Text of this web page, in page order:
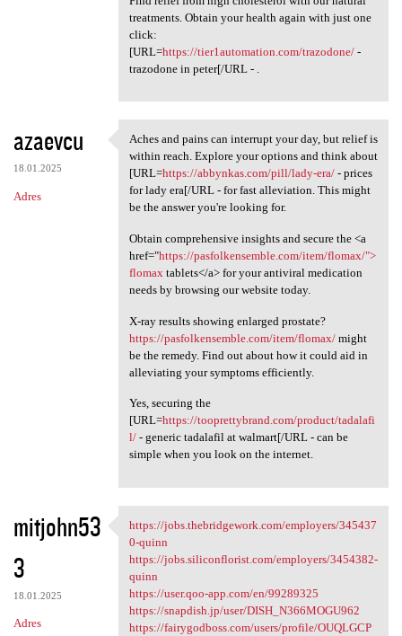
treatments. Obtain your health again with just one
click:
[URL=https://tier1automation.com/trazodone/-
trazodone in peter[/URL - .
azaevcu
18.01.2025
Adres
Aches and pains can interrupt
Aches and pains can interrupt your day, but relief is
within reach. Explore your options and think about
[URL=https://abbynkas.com/pill/lady-era/- prices
for lady era[/URL - for fast alleviation. This might
be the answer you're looking for.
Obtain comprehensive insights and secure the <a
href="https://pasfolkensemble.com/item/flomax/">
flomaxtablets</a> for your antiviral medication
needs by browsing our website today.
X-ray results showing enlarged prostate?
https://pasfolkensemble.com/item/flomax/might
be the remedy. Find out about how it could aid in
alleviating your symptoms efficiently.
Yes, securing the
[URL=https://tooprettybrand.com/product/tadalafi
l/- generic tadalafil at walmart[/URL - can be
simple when you look on the internet.
mitjohn53
3
18.01.2025
Adres
https://jobs.thebridgework
https://jobs.thebridgework.com/employers/345437
0-quinn
https://jobs.siliconflorist.com/employers/3454382-
quinn
https://user.qoo-app.com/en/99289325
https://snapdish.jp/user/DISH_N366MOGU962
https://fairygodboss.com/users/profile/OUQLGCP